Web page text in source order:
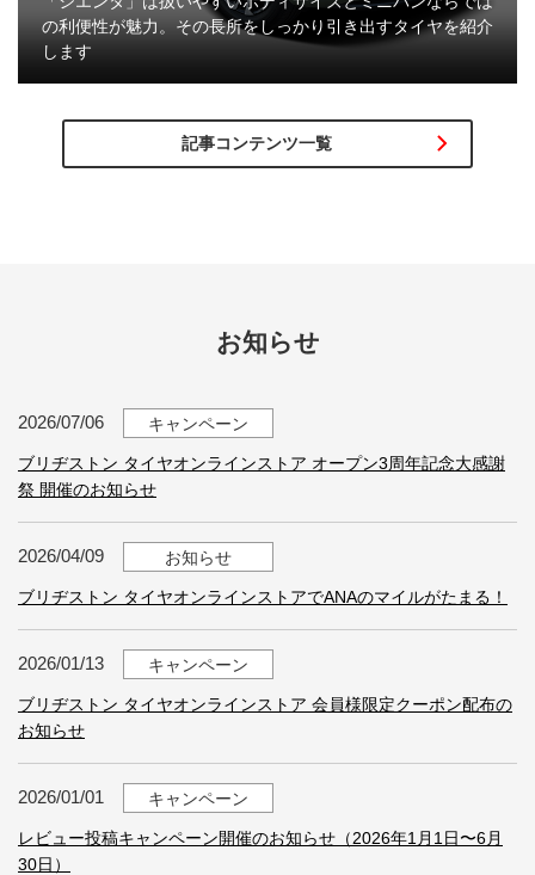
の利便性が魅力。その長所をしっかり引き出すタイヤを紹介
します
記事コンテンツ一覧
お知らせ
2026/07/06 キャンペーン
ブリヂストン タイヤオンラインストア オープン3周年記念大感謝
祭 開催のお知らせ
2026/04/09 お知らせ
ブリヂストン タイヤオンラインストアでANAのマイルがたまる！
2026/01/13 キャンペーン
ブリヂストン タイヤオンラインストア 会員様限定クーポン配布の
お知らせ
2026/01/01 キャンペーン
レビュー投稿キャンペーン開催のお知らせ（2026年1月1日〜6月
30日）